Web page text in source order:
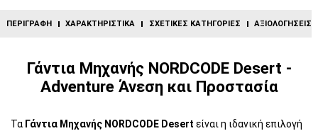
ΠΕΡΙΓΡΑΦΉ ΧΑΡΑΚΤΗΡΙΣΤΙΚΆ ΣΧΕΤΙΚΈΣ ΚΑΤΗΓΟΡΊΕΣ ΑΞΙΟΛΟΓΉΣΕΙΣ
Γάντια Μηχανής NORDCODE Desert -
Adventure Άνεση και Προστασία
Τα Γάντια Μηχανής NORDCODE Desert είναι η ιδανική επιλογή